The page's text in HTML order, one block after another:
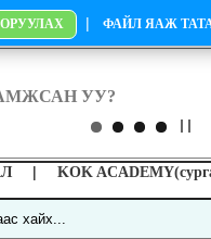
| ФАЙЛ ЯАЖ
| KOK